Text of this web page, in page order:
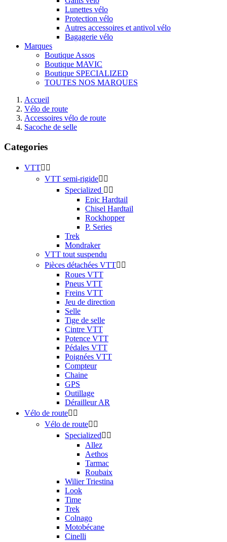
Lunettes vélo
Protection vélo
Autres accessoires et antivol vélo
Bagagerie vélo
Marques
Boutique Assos
Boutique MAVIC
Boutique SPECIALIZED
TOUTES NOS MARQUES
Accueil
Vélo de route
Accessoires vélo de route
Sacoche de selle
Categories
VTT 
VTT semi-rigide 
Specialized  
Epic Hardtail
Chisel Hardtail
Rockhopper
P. Series
Trek
Mondraker
VTT tout suspendu
Pièces détachées VTT 
Roues VTT
Pneus VTT
Freins VTT
Jeu de direction
Selle
Tige de selle
Cintre VTT
Potence VTT
Pédales VTT
Poignées VTT
Compteur
Chaine
GPS
Outillage
Dérailleur AR
Vélo de route 
Vélo de route 
Specialized 
Allez
Aethos
Tarmac
Roubaix
Wilier Triestina
Look
Time
Trek
Colnago
Motobécane
Cinelli